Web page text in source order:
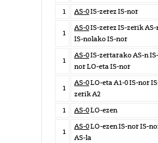
1
AS-0IS-zerez IS-nor
1
AS-0IS-zerez IS-zerik AS-
IS-nolako IS-nor
1
AS-0IS-zertarako AS-n IS-
nor LO-eta IS-nor
1
AS-0LO-eta A1-0 IS-nor
zerik A2
1
AS-0LO-ezen
1
AS-0LO-ezen IS-nor IS-
AS-la